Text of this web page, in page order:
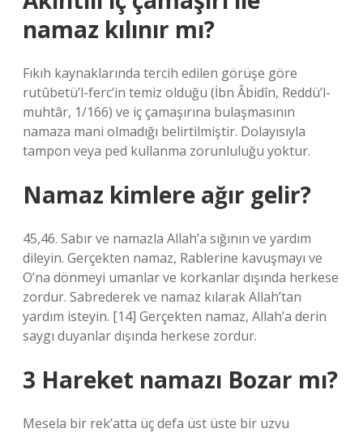
namaz kılınır mı?
Fıkıh kaynaklarında tercih edilen görüşe göre
rutûbetü’l-ferc’in temiz olduğu (İbn Âbidîn, Reddü’l-
muhtâr, 1/166) ve iç çamaşırına bulaşmasının
namaza mani olmadığı belirtilmiştir. Dolayısıyla
tampon veya ped kullanma zorunluluğu yoktur.
Namaz kimlere ağır gelir?
45,46. Sabır ve namazla Allah’a sığının ve yardım
dileyin. Gerçekten namaz, Rablerine kavuşmayı ve
O’na dönmeyi umanlar ve korkanlar dışında herkese
zordur. Sabrederek ve namaz kılarak Allah’tan
yardım isteyin. [14] Gerçekten namaz, Allah’a derin
saygı duyanlar dışında herkese zordur.
3 Hareket namazı Bozar mı?
Mesela bir rek’atta üç defa üst üste bir uzvu